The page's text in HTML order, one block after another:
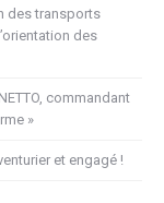
des transports
des
commandant
»
et engagé !